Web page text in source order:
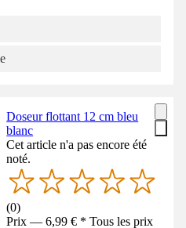
Doseur flottant 12 cm bleu
blanc
Cet article n'a pas encore été
noté.
(0)
Prix — 6,99 € * Tous les prix